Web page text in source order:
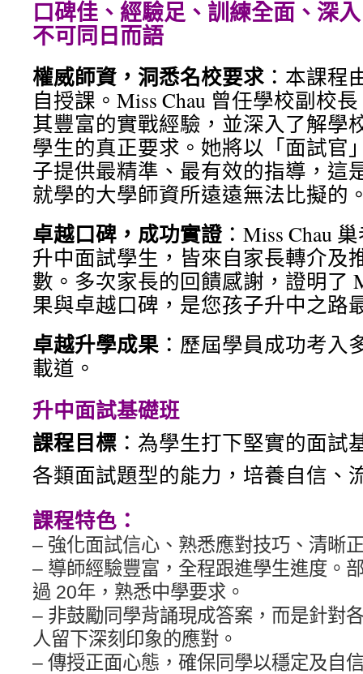
口碑佳、經驗足、訓練全面、深
不可同日而語
權威師資，洞悉名校要求 ：本課程
⾃授課。Miss Chau 曾任學校副校
其豐富的實戰經驗，並深⼊了解學
學⽣的真正要求。她將以「⾯試官
⼦提供最精準、最有效的指導，這
就學的大學師資所遠遠無法比擬的
卓越⼝碑，成功實證 ：Miss Chau
升中⾯試學⽣，皆來⾃家⻑轉介及
數。多次家⻑的回饋感謝，證明了
果與卓越⼝碑，是您孩⼦升中之路
卓越升學成果 ：歷屆學員成功考⼊
載道。
升中面試基礎班
課程⽬標 ： 為學⽣打下堅實的⾯試
各類⾯試題型的能⼒，培養⾃信、
課程特色：
– 強化面試信心、熟悉應對技巧、清晰
– 導師經驗豐富，全程跟進學生進度。
過 20年，熟悉中學要求。
– 非鼓勵同學背誦現成答案，而是針對
人留下深刻印象的應對。
– 傳授正面心態，確保同學以穩定及自